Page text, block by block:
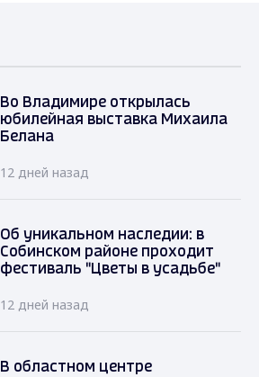
Во Владимире открылась
юбилейная выставка Михаила
Белана
12 дней назад
Об уникальном наследии: в
Собинском районе проходит
фестиваль "Цветы в усадьбе"
12 дней назад
В областном центре